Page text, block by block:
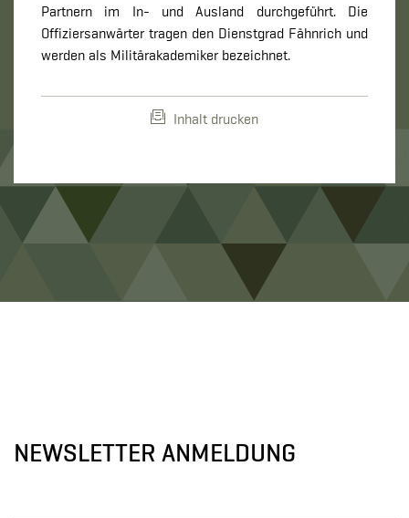
Partnern im In- und Ausland durchgeführt. Die
Offiziersanwärter tragen den Dienstgrad Fähnrich und
werden als Militärakademiker bezeichnet.
Inhalt drucken
NEWSLETTER ANMELDUNG